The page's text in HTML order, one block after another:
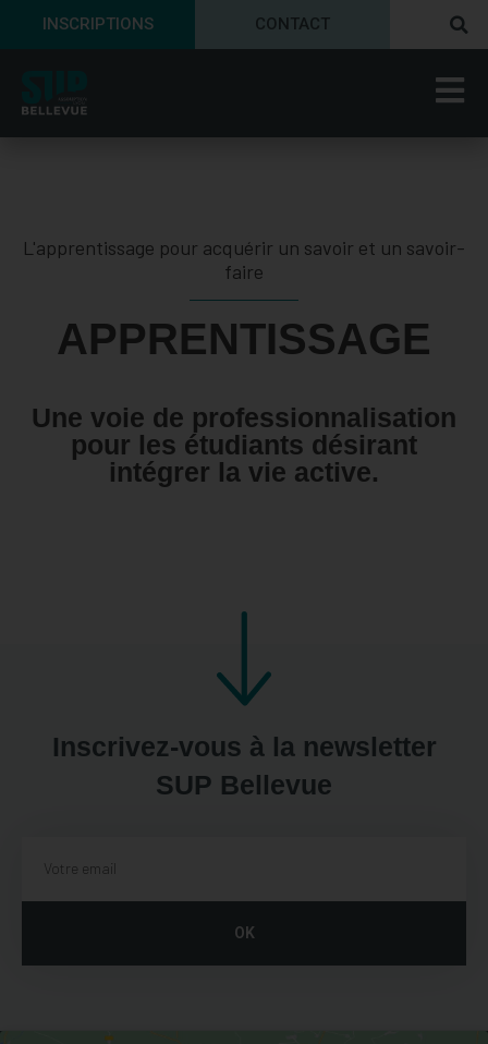
INSCRIPTIONS CONTACT
L'apprentissage pour acquérir un savoir et un savoir-
faire
APPRENTISSAGE
Une voie de professionnalisation
pour les étudiants désirant
intégrer la vie active.
Inscrivez-vous à la newsletter
SUP Bellevue
OK